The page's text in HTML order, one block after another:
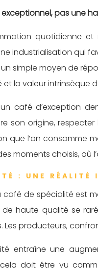
pas une
quotidienne
industrialisation qui
simple moyen de
et la valeur intrinsèque
café d’exception
son origine, respecter
que l’on consomme
moments choisis, où
: UNE RÉALITÉ
café de spécialité est
haute qualité se
Les producteurs,
entraîne une
doit être vu